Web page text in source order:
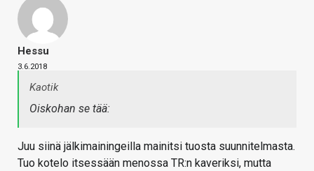
Hessu
3.6.2018
Kaotik
Oiskohan se tää:
Juu siinä jälkimainingeilla mainitsi tuosta suunnitelmasta.
Tuo kotelo itsessään menossa TR:n kaveriksi, mutta